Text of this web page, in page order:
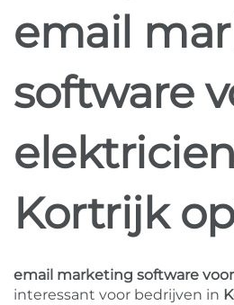
email
software
Kortrijk
email marketing software
interessant voor bedrijven in